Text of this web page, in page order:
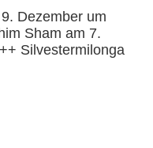
Dezember um
Sham am 7.
Silvestermilonga